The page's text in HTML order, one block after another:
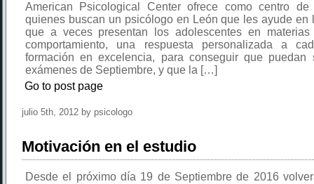
American Psicological Center ofrece como centro
quienes buscan un psicólogo en León que les ayude en
que a veces presentan los adolescentes en
comportamiento, una respuesta personalizada a
formación en excelencia, para conseguir que puedan
exámenes de Septiembre, y que la […]
Go to post page
julio 5th, 2012 by psicologo
Motivación en el estudio
Desde el próximo día 19 de Septiembre de 2016